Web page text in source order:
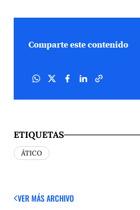
Comparte este contenido
ETIQUETAS
ÁTICO
VER MÁSARCHIVO